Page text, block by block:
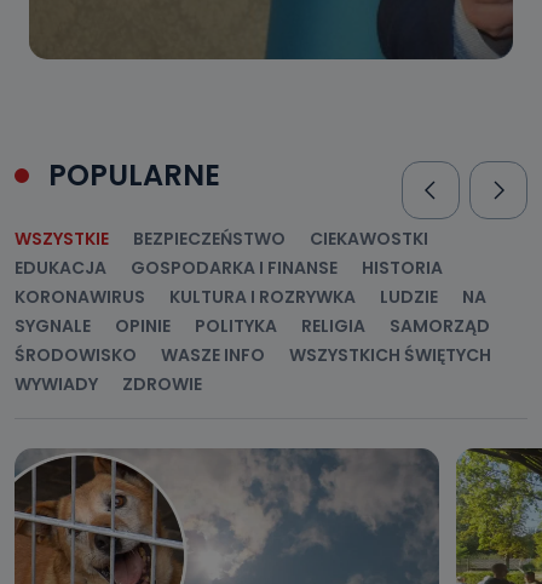
POPULARNE
WSZYSTKIE BEZPIECZEŃSTWO
CIEKAWOSTKI
EDUKACJA
GOSPODARKA I FINANSE
HISTORIA
KORONAWIRUS
KULTURA I ROZRYWKA LUDZIE
NA
SYGNALE
OPINIE POLITYKA RELIGIA
SAMORZĄD
ŚRODOWISKO
WASZE INFO
WSZYSTKICH ŚWIĘTYCH
WYWIADY
ZDROWIE